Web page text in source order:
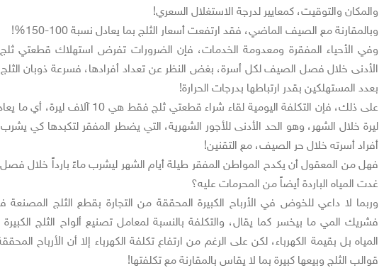
والمكان والتوقيت، كمعايير لدرجة الاستغلال السعري!
وبالمقارنة مع الصيف الماضي، فقد ارتفعت أسعار الثلج بما يعادل نسبة 100-150%!
وفي الأحياء المفقرة ومعدومة الخدمات، فإن الضرورات تفرض استهلاك قطعتي ثلج
الأدنى خلال فصل الصيف لكل أسرة، بغض النظر عن تعداد أفرادها، فسرعة ذوبان الثلج
بعدد المستهلكين بقدر ارتباطها بدرجات الحرارة!
ليرة خلال الشهر، وهو الحد الأدنى للأجور الشهرية، التي يضطر المفقر لتكبدها كي يشرب
أفراد أسرته خلال حر الصيف، مع التقنين!
فهل من المعقول أن يكدح المواطن المفقر طيلة أيام الشهر ليشرب ماءً بارداً خلال
غدت المياه الباردة أيضاً من المحرمات عليه؟
وربما لا داعي للخوض في الأرباح الكبيرة المحققة من التجارة بقطع الثلج المصنعة
فشريك المي ما بيخسر كما يقال، والتكلفة بالنسبة لمعامل تصنيع ألواح الثلج
المياه بل بقيمة الكهرباء، لكن على الرغم من ارتفاع تكلفة الكهرباء إلا أن الأرباح
قوالب الثلج وبيعها كبيرة بما لا يقاس بالمقارنة مع تكلفتها!